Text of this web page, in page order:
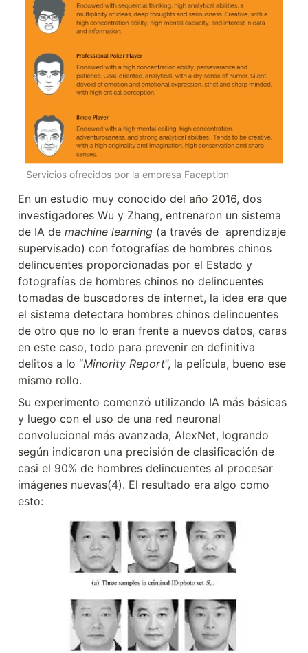
Servicios ofrecidos por la empresa Faception
En un estudio muy conocido del año 2016, dos
investigadores Wu y Zhang, entrenaron un sistema
de IA de machine learning (a través de  aprendizaje
supervisado) con fotografías de hombres chinos
delincuentes proporcionadas por el Estado y
fotografías de hombres chinos no delincuentes
tomadas de buscadores de internet, la idea era que
el sistema detectara hombres chinos delincuentes
de otro que no lo eran frente a nuevos datos, caras
en este caso, todo para prevenir en definitiva
delitos a lo “Minority Report”, la película, bueno ese
mismo rollo.
Su experimento comenzó utilizando IA más básicas
convolucional más avanzada, AlexNet, logrando
según indicaron una precisión de clasificación de
casi el 90% de hombres delincuentes al procesar
imágenes nuevas(4). El resultado era algo como
esto: